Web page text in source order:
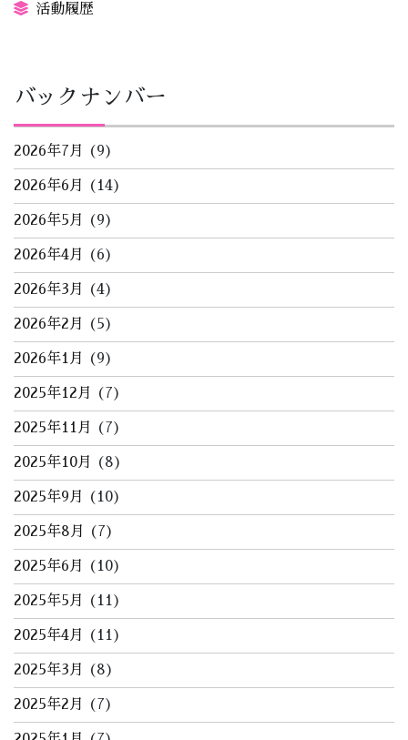
活動履歴
バックナンバー
2026年7月 (9)
2026年6月 (14)
2026年5月 (9)
2026年4月 (6)
2026年3月 (4)
2026年2月 (5)
2026年1月 (9)
2025年12月 (7)
2025年11月 (7)
2025年10月 (8)
2025年9月 (10)
2025年8月 (7)
2025年6月 (10)
2025年5月 (11)
2025年4月 (11)
2025年3月 (8)
2025年2月 (7)